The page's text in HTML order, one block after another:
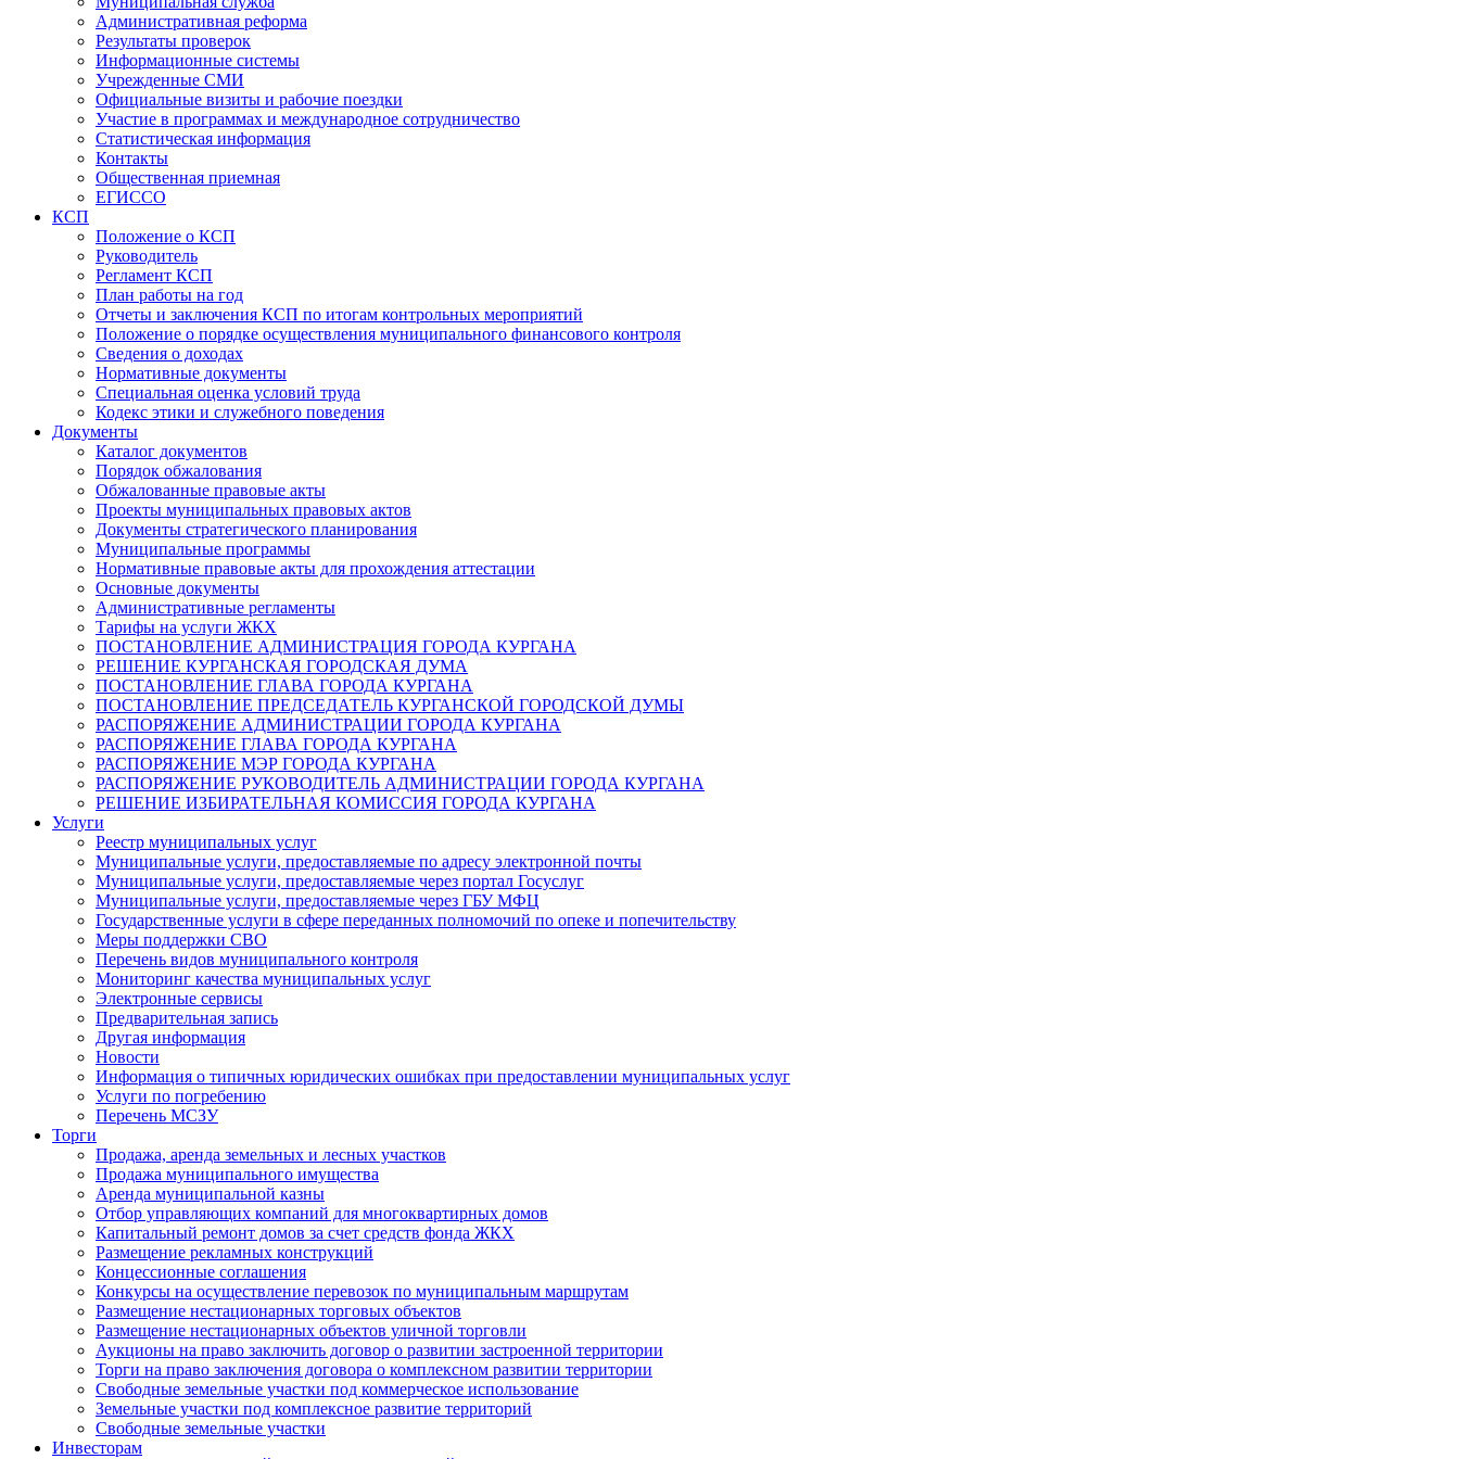
Административная реформа
Результаты проверок
Информационные системы
Учрежденные СМИ
Официальные визиты и рабочие поездки
Участие в программах и международное сотрудничество
Статистическая информация
Контакты
Общественная приемная
ЕГИССО
КСП
Положение о КСП
Руководитель
Регламент КСП
План работы на год
Отчеты и заключения КСП по итогам контрольных мероприятий
Положение о порядке осуществления муниципального финансового контроля
Сведения о доходах
Нормативные документы
Специальная оценка условий труда
Кодекс этики и служебного поведения
Документы
Каталог документов
Порядок обжалования
Обжалованные правовые акты
Проекты муниципальных правовых актов
Документы стратегического планирования
Муниципальные программы
Нормативные правовые акты для прохождения аттестации
Основные документы
Административные регламенты
Тарифы на услуги ЖКХ
ПОСТАНОВЛЕНИЕ АДМИНИСТРАЦИЯ ГОРОДА КУРГАНА
РЕШЕНИЕ КУРГАНСКАЯ ГОРОДСКАЯ ДУМА
ПОСТАНОВЛЕНИЕ ГЛАВА ГОРОДА КУРГАНА
ПОСТАНОВЛЕНИЕ ПРЕДСЕДАТЕЛЬ КУРГАНСКОЙ ГОРОДСКОЙ ДУМЫ
РАСПОРЯЖЕНИЕ АДМИНИСТРАЦИИ ГОРОДА КУРГАНА
РАСПОРЯЖЕНИЕ ГЛАВА ГОРОДА КУРГАНА
РАСПОРЯЖЕНИЕ МЭР ГОРОДА КУРГАНА
РАСПОРЯЖЕНИЕ РУКОВОДИТЕЛЬ АДМИНИСТРАЦИИ ГОРОДА КУРГАНА
РЕШЕНИЕ ИЗБИРАТЕЛЬНАЯ КОМИССИЯ ГОРОДА КУРГАНА
Услуги
Реестр муниципальных услуг
Муниципальные услуги, предоставляемые по адресу электронной почты
Муниципальные услуги, предоставляемые через портал Госуслуг
Муниципальные услуги, предоставляемые через ГБУ МФЦ
Государственные услуги в сфере переданных полномочий по опеке и попечительству
Меры поддержки СВО
Перечень видов муниципального контроля
Мониторинг качества муниципальных услуг
Электронные сервисы
Предварительная запись
Другая информация
Новости
Информация о типичных юридических ошибках при предоставлении муниципальных услуг
Услуги по погребению
Перечень МСЗУ
Торги
Продажа, аренда земельных и лесных участков
Продажа муниципального имущества
Аренда муниципальной казны
Отбор управляющих компаний для многоквартирных домов
Капитальный ремонт домов за счет средств фонда ЖКХ
Размещение рекламных конструкций
Концессионные соглашения
Конкурсы на осуществление перевозок по муниципальным маршрутам
Размещение нестационарных торговых объектов
Размещение нестационарных объектов уличной торговли
Аукционы на право заключить договор о развитии застроенной территории
Торги на право заключения договора о комплексном развитии территории
Свободные земельные участки под коммерческое использование
Земельные участки под комплексное развитие территорий
Свободные земельные участки
Инвесторам